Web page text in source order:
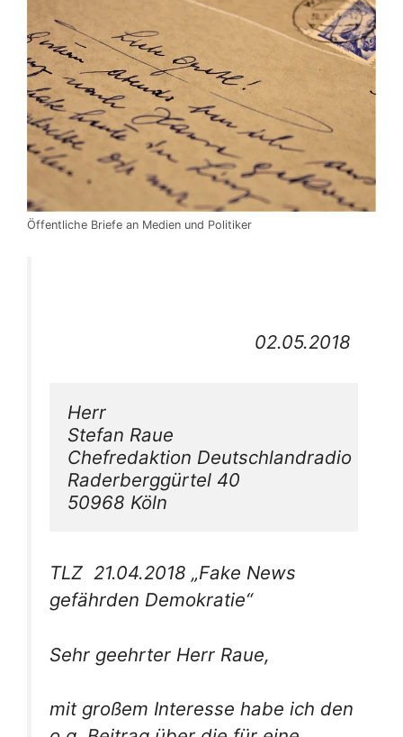
Öffentliche Briefe an Medien und Politiker
02.05.2018
Herr
Stefan Raue
Chefredaktion Deutschlandradio
Raderberggürtel 40
50968 Köln
TLZ 21.04.2018 „Fake News
gefährden Demokratie“
Sehr geehrter Herr Raue,
mit großem Interesse habe ich den